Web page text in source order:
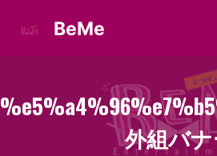
BeMe
外組バ